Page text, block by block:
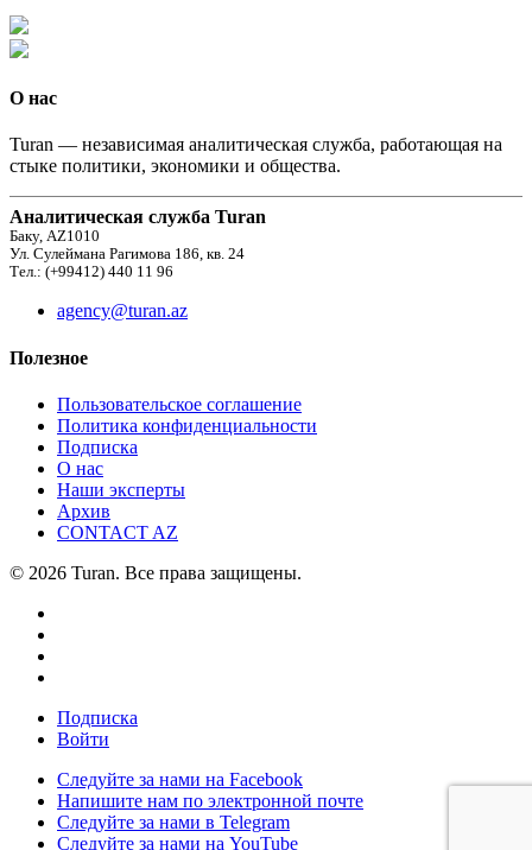
О нас
Turan — независимая аналитическая служба, работающая на
стыке политики, экономики и общества.
Аналитическая служба Turan
Баку, AZ1010
Ул. Сулеймана Рагимова 186, кв. 24
Тел.: (+99412) 440 11 96
agency@turan.az
Полезное
Пользовательское соглашение
Политика конфиденциальности
Подписка
О нас
Наши эксперты
Архив
CONTACT AZ
© 2026 Turan. Все права защищены.
Подписка
Войти
Следуйте за нами на Facebook
Напишите нам по электронной почте
Следуйте за нами в Telegram
Следуйте за нами на YouTube